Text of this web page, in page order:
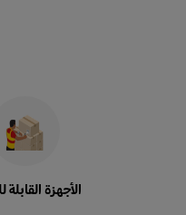
الأجهزة القابلة